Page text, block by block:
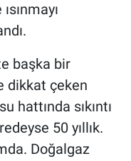
başka bir
dikkat çeken
hattında sıkıntı
50 yıllık.
Doğalgaz